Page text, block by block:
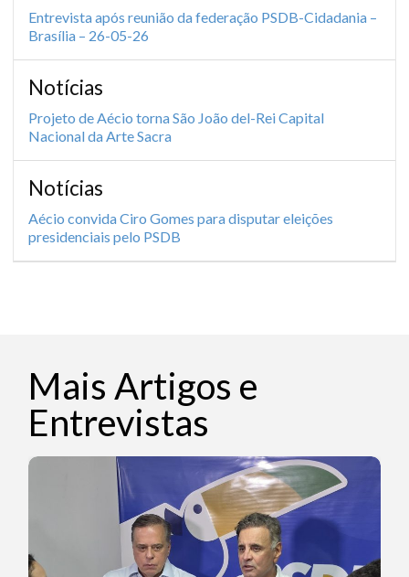
Entrevista após reunião da federação PSDB-Cidadania –
Brasília – 26-05-26
Notícias
Projeto de Aécio torna São João del-Rei Capital
Nacional da Arte Sacra
Notícias
Aécio convida Ciro Gomes para disputar eleições
presidenciais pelo PSDB
Mais Artigos e
Entrevistas